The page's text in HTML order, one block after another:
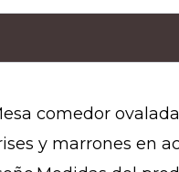
comedor
y marrones en